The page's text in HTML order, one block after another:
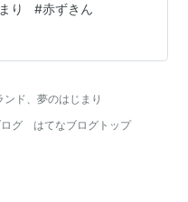
り #赤ずきん
ンド、夢のはじまり
グ
はてなブログトップ